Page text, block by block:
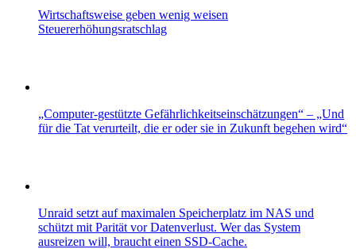
Wirtschaftsweise geben wenig weisen
Steuererhöhungsratschlag
„Computer-gestützte Gefährlichkeitseinschätzungen“ – „Und
für die Tat verurteilt, die er oder sie in Zukunft begehen wird“
Unraid setzt auf maximalen Speicherplatz im NAS und
schützt mit Parität vor Datenverlust. Wer das System
ausreizen will, braucht einen SSD-Cache.